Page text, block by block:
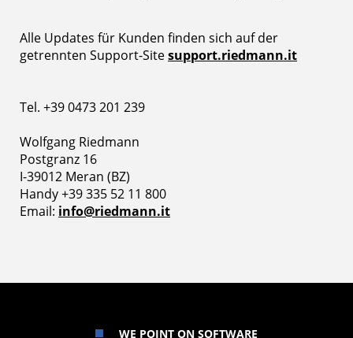
Alle Updates für Kunden finden sich auf der
getrennten Support-Sitesupport.riedmann.it
Tel. +39 0473 201 239
Wolfgang Riedmann
Postgranz 16
I-39012 Meran (BZ)
Handy +39 335 52 11 800
Email: info@riedmann.it
WE POINT ON SOFTWARE